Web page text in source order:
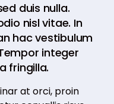
duis nulla.
nisl vitae. In
hac vestibulum
integer
fringilla.
at orci, proin